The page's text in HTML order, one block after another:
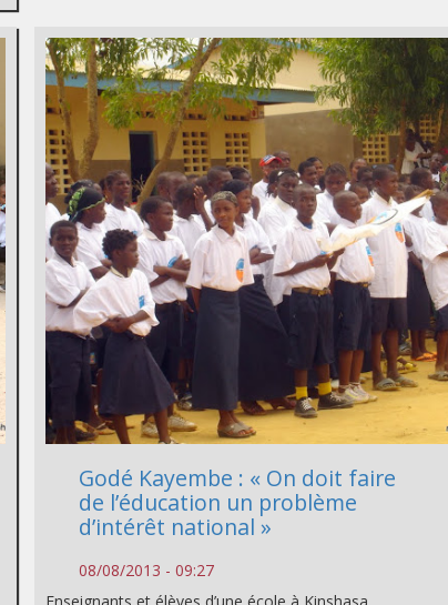
Godé Kayembe : « On doit faire
de l’éducation un problème
d’intérêt national »
08/08/2013 - 09:27